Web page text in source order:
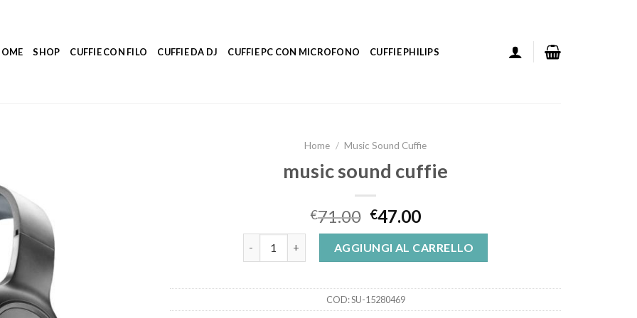
SHOP CUFFIE CON FILO CUFFIE DA DJ CUFFIE PC CON MICROFONO CUFFIE PHILIPS
Home / Music Sound Cuffie
music sound cuffie
€71.00 €47.00
AGGIUNGI AL CARRELLO
COD:SU-15280469